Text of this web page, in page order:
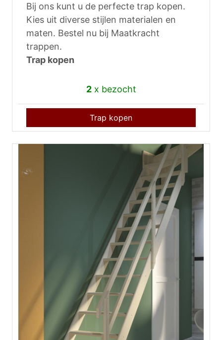
Bij ons kunt u de perfecte trap kopen.
Kies uit diverse stijlen materialen en
maten. Bestel nu bij Maatkracht
trappen.
Trap kopen
2x bezocht
Trap kopen